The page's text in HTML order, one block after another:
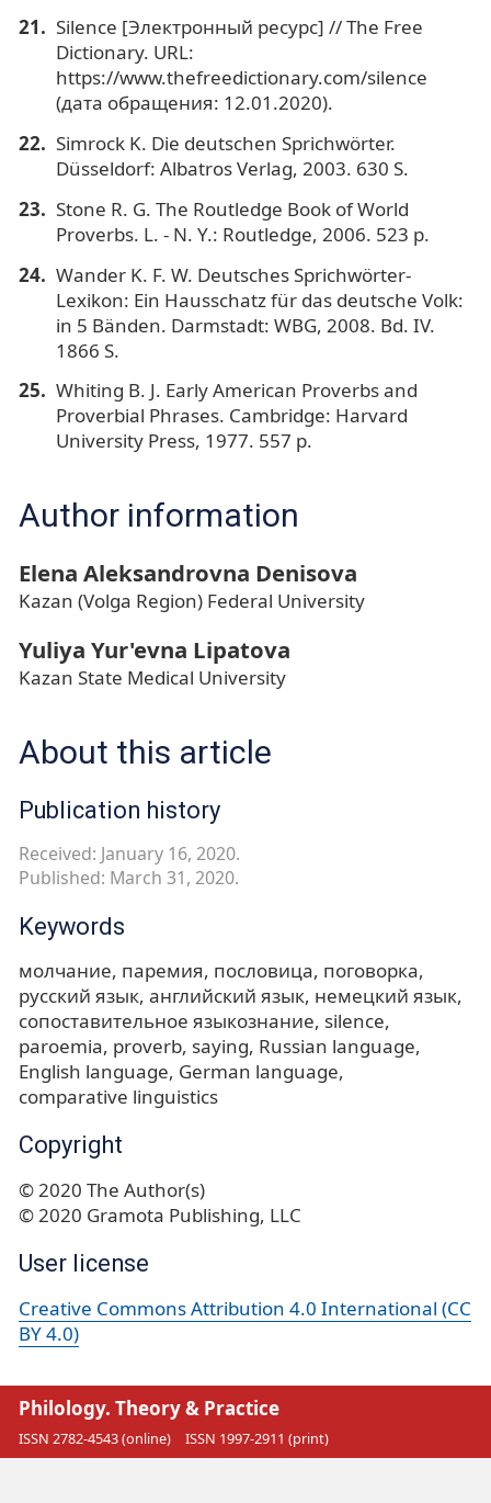
Silence [Электронный ресурс] // The Free
Dictionary. URL:
https://www.thefreedictionary.com/silence
(дата обращения: 12.01.2020).
Simrock K. Die deutschen Sprichwörter.
Düsseldorf: Albatros Verlag, 2003. 630 S.
Stone R. G. The Routledge Book of World
Proverbs. L. - N. Y.: Routledge, 2006. 523 p.
Wander K. F. W. Deutsches Sprichwörter-
Lexikon: Ein Hausschatz für das deutsche Volk:
in 5 Bänden. Darmstadt: WBG, 2008. Bd. IV.
1866 S.
Whiting B. J. Early American Proverbs and
Proverbial Phrases. Cambridge: Harvard
University Press, 1977. 557 p.
Author information
Elena Aleksandrovna Denisova
Kazan (Volga Region) Federal University
Yuliya Yur'evna Lipatova
Kazan State Medical University
About this article
Publication history
Received: January 16, 2020.
Published: March 31, 2020.
Keywords
молчание паремия пословица поговорка
русский язык английский язык немецкий язык
сопоставительное языкознание silence
paroemia proverb saying Russian language
English language German language
comparative linguistics
Copyright
© 2020 The Author(s)
© 2020 Gramota Publishing, LLC
User license
Creative Commons Attribution 4.0 International (CC
BY 4.0)
Philology. Theory & Practice
ISSN 2782-4543 (online) ISSN 1997-2911 (print)